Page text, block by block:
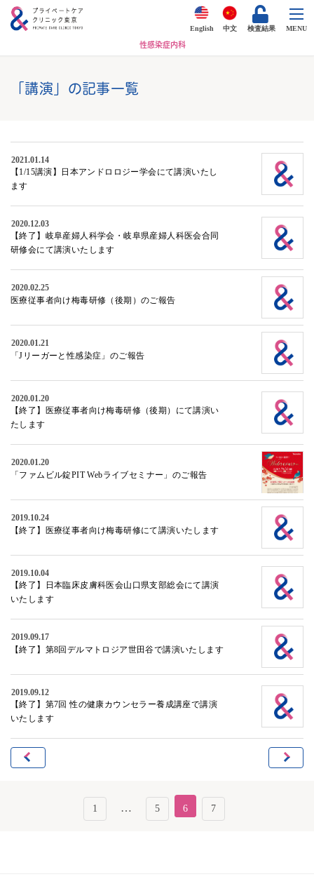
English 中文 検査結果 MENU
性感染症内科
「講演」の記事一覧
2021.01.14
【1/15講演】日本アンドロロジー学会にて講演いたし
ます
2020.12.03
【終了】岐阜産婦人科学会・岐阜県産婦人科医会合同
研修会にて講演いたします
2020.02.25
医療従事者向け梅毒研修（後期）のご報告
2020.01.21
「Jリーガーと性感染症」のご報告
2020.01.20
【終了】医療従事者向け梅毒研修（後期）にて講演い
たします
2020.01.20
「ファムビル錠PIT Webライブセミナー」のご報告
2019.10.24
【終了】医療従事者向け梅毒研修にて講演いたします
2019.10.04
【終了】日本臨床皮膚科医会山口県支部総会にて講演
いたします
2019.09.17
【終了】第8回デルマトロジア世田谷で講演いたします
2019.09.12
【終了】第7回 性の健康カウンセラー養成講座で講演
いたします
1 … 5 6 7